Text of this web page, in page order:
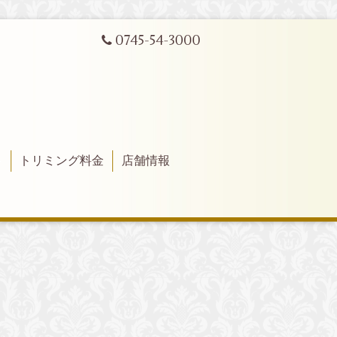
0745-54-3000
トリミング料金
店舗情報